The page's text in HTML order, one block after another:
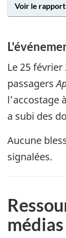
Voir le
Le 25 février
passagers
l'accostage
a subi des
Aucune
signalées.
médias